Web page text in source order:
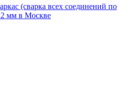
(сварка всех соединений по
мм в Москве